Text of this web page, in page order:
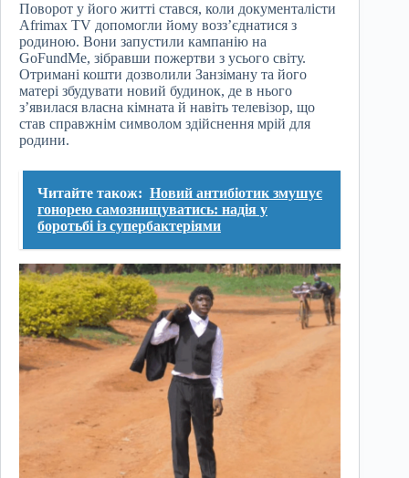
Поворот у його житті стався, коли документалісти
Afrimax TV допомогли йому возз’єднатися з
родиною. Вони запустили кампанію на
GoFundMe, зібравши пожертви з усього світу.
Отримані кошти дозволили Занзіману та його
матері збудувати новий будинок, де в нього
з’явилася власна кімната й навіть телевізор, що
став справжнім символом здійснення мрій для
родини.
Читайте також: Новий антибіотик змушує
гонорею самознищуватись: надія у
боротьбі із супербактеріями